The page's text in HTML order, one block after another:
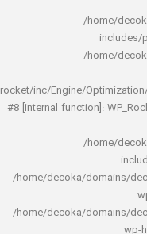
/
/
rocket/inc/Engine/
#8 [internal
/
/home/decoka/
/home/decoka/